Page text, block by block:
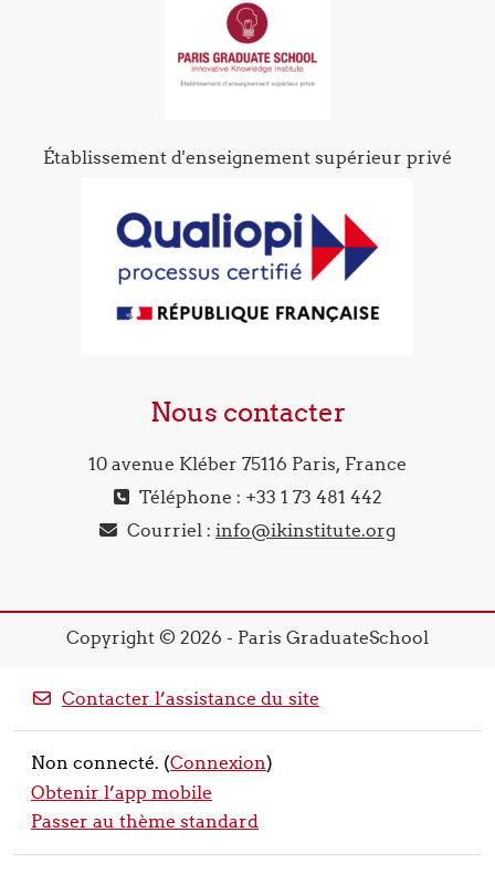
Établissement d'enseignement supérieur privé
Nous contacter
10 avenue Kléber 75116 Paris, France
Téléphone : +33 1 73 481 442
Courriel : info@ikinstitute.org
Copyright © 2026 - Paris GraduateSchool
Contacter l’assistance du site
Non connecté. (Connexion)
Obtenir l’app mobile
Passer au thème standard